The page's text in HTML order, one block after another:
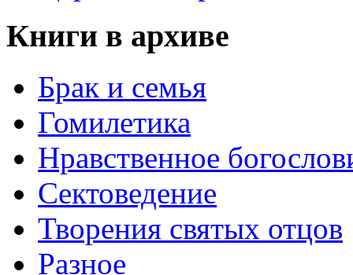
Книги в архиве
Брак и семья
Гомилетика
Нравственное
Сектоведение
Творения святых отцов
Разное